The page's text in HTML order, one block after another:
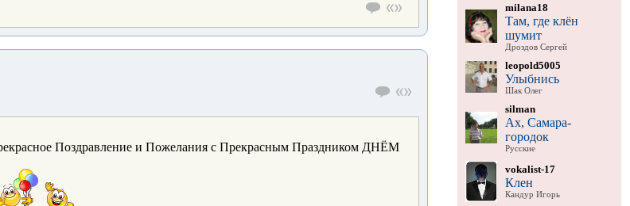
Поздравление и Пожелания с Прекрасным Праздником ДНЁМ
milana18
Там, где клён
шумит
Дроздов Сергей
leopold5005
Улыбнись
Шак Олег
silman
Ах, Самара-
городок
Русские
vokalist-17
Клен
Кандур Игорь